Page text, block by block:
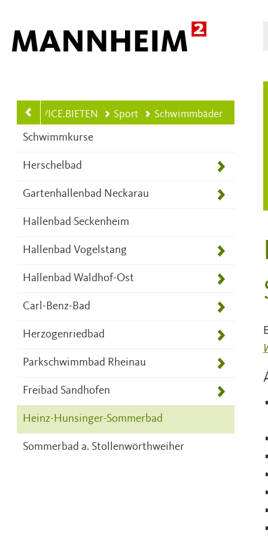
SERVICE.BIETEN Sport Schwimmbäder
Schwimmkurse
Herschelbad
Gartenhallenbad Neckarau
Hallenbad Seckenheim
Hallenbad Vogelstang
Hallenbad Waldhof-Ost
Carl-Benz-Bad
Herzogenriedbad
Parkschwimmbad Rheinau
Freibad Sandhofen
Heinz-Hunsinger-Sommerbad
Sommerbad a. Stollenwörthweiher